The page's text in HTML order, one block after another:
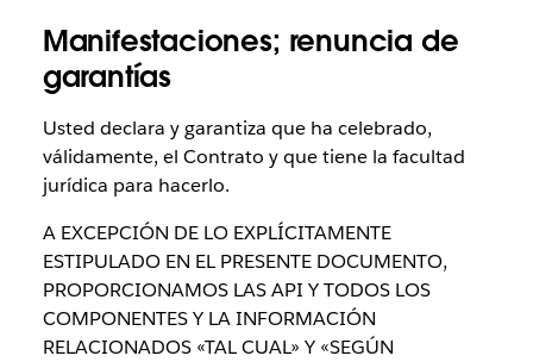
Manifestaciones; renuncia de
garantías
Usted declara y garantiza que ha celebrado,
válidamente, el Contrato y que tiene la facultad
jurídica para hacerlo.
A EXCEPCIÓN DE LO EXPLÍCITAMENTE
ESTIPULADO EN EL PRESENTE DOCUMENTO,
PROPORCIONAMOS LAS API Y TODOS LOS
COMPONENTES Y LA INFORMACIÓN
RELACIONADOS «TAL CUAL» Y «SEGÚN